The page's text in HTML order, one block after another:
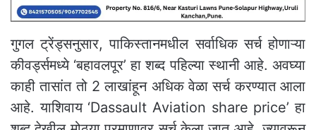
गुगल ट्रेंड्सनुसार, पाकिस्तानमधील सर्वाधिक सर्च होणाऱ्या
कीवर्ड्समध्ये ‘बहावलपूर’ हा शब्द पहिल्या स्थानी आहे. अवघ्या
काही तासांत तो 2 लाखांहून अधिक वेळा सर्च करण्यात आला
आहे. याशिवाय ‘Dassault Aviation share price’ हा